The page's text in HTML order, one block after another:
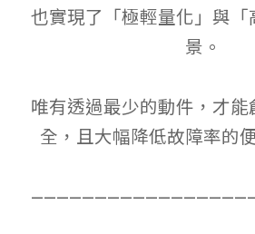
也實現了「極輕量化」與「
景。
唯有透過最少的動件，才能
全，且大幅降低故障率的